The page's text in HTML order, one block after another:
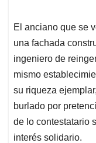
El anciano que se
una fachada
ingeniero de
mismo
su riqueza
burlado por
de lo contestatario
interés solidario.